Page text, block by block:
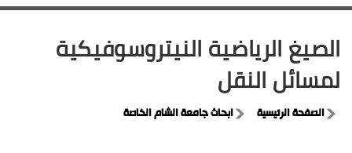
الصيغ الرياضية النيتروسوفيكية
لمسائل النقل
الصفحة الرئيسية ابحاث جامعة الشام الخاصة